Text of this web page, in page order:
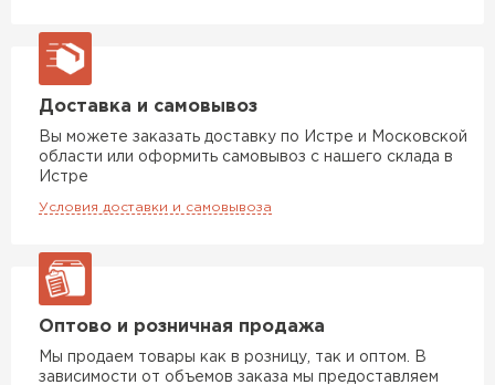
Доставка и самовывоз
Вы можете заказать доставку по Истре и Московской
области или оформить самовывоз с нашего склада в
Истре
Условия доставки и самовывоза
Оптово и розничная продажа
Мы продаем товары как в розницу, так и оптом. В
зависимости от объемов заказа мы предоставляем